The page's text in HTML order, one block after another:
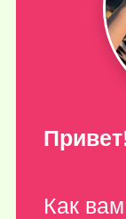
Как